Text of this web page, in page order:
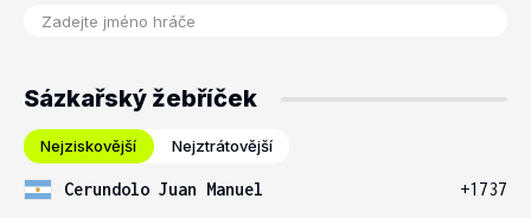
Sázkařský žebříček
Nejziskovější Nejztrátovější
Cerundolo Juan Manuel
+1737